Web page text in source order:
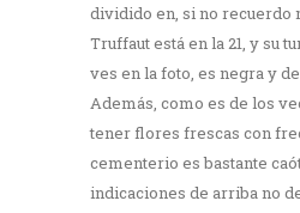
dividido en, si no recuerdo
Truffaut está en la 21, y su
ves en la foto, es negra y
Además, como es de los
tener flores frescas con
cementerio es bastante
indicaciones de arriba no